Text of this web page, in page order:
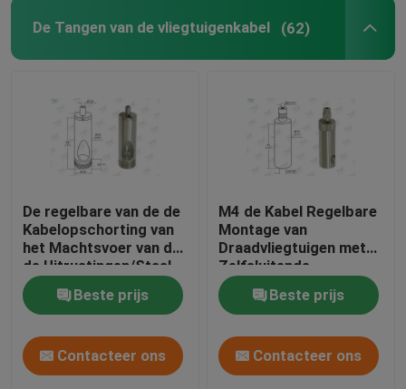
De Tangen van de vliegtuigenkabel (62)
De regelbare van de de
Kabelopschorting van
het Machtsvoer van de
de Uitrustingen/Staal
Draad Hangende
SystemenBeste prijs
Contacteer ons
M4 de Kabel Regelbare
Montage van
Draadvliegtuigen met
Zelfsluitende
Veiligheidskappen
Beste prijs
Contacteer ons